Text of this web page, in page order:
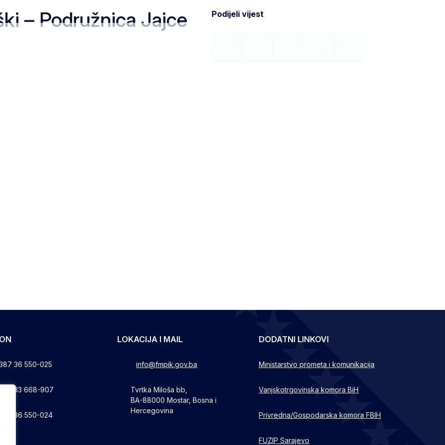
– Podružnica Jajce Podijeli vijest
36 550-025
33 668-907
36 550-024
LOKACIJA I MAIL
info@fmpik.gov.ba
Tvrtka Miloša bb,
BA-88000 Mostar, Bosna i
Hercegovina
DODATNI LINKOVI
Ministarstvo prometa i komunikacija
Vanjskotrgovinska komora BiH
Privredna/Gospodarska komora FBIH
FUZIP Sarajevo